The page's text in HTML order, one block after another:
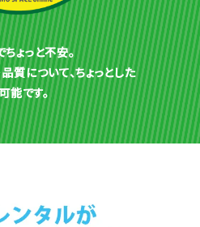
ょっと不安。
質について、ちょっとした
能です。